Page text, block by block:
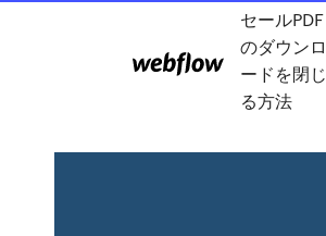
セールPDF
のダウンロ
ードを閉じ
る方法